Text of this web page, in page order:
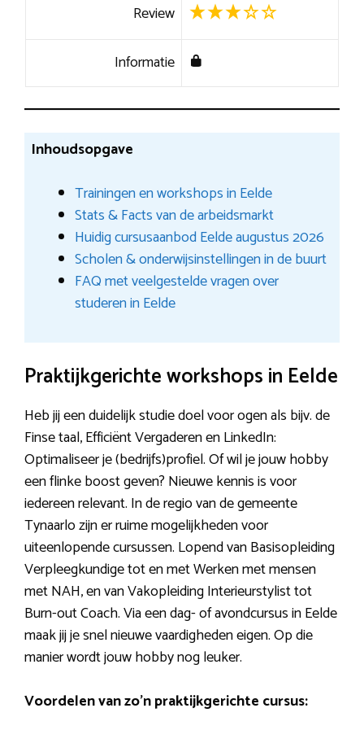
Review
Informatie
Inhoudsopgave
Trainingen en workshops in Eelde
Stats & Facts van de arbeidsmarkt
Huidig cursusaanbod Eelde augustus 2026
Scholen & onderwijsinstellingen in de buurt
FAQ met veelgestelde vragen over
studeren in Eelde
Praktijkgerichte workshops in Eelde
Heb jij een duidelijk studie doel voor ogen als bijv. de
Finse taal, Efficiënt Vergaderen en LinkedIn:
Optimaliseer je (bedrijfs)profiel. Of wil je jouw hobby
een flinke boost geven? Nieuwe kennis is voor
iedereen relevant. In de regio van de gemeente
Tynaarlo zijn er ruime mogelijkheden voor
uiteenlopende cursussen. Lopend van Basisopleiding
Verpleegkundige tot en met Werken met mensen
met NAH, en van Vakopleiding Interieurstylist tot
Burn-out Coach. Via een dag- of avondcursus in Eelde
maak jij je snel nieuwe vaardigheden eigen. Op die
manier wordt jouw hobby nog leuker.
Voordelen van zo’n praktijkgerichte cursus: